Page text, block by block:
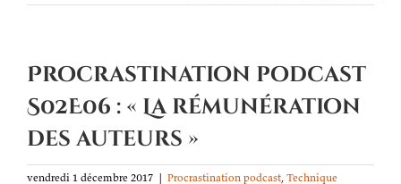
Procrastination podcast
S02E06 : « La rémunération
des auteurs »
vendredi 1 décembre 2017 | Procrastination podcast, Technique